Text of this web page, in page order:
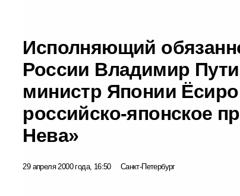
Исполняющий
России Владимир
министр Японии
российско-японское
Нева»
29 апреля 2000 года, 16:50 Санкт-Петербург